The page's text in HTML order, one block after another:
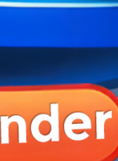
RTX ZOTAC GeForce
22 990,00 MAD
: